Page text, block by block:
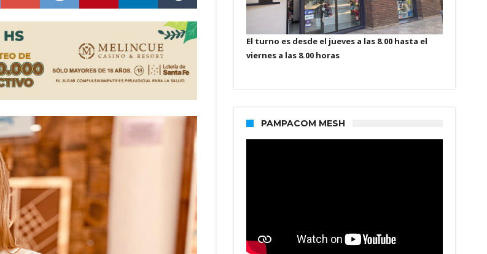
El turno es desde el jueves a las 8.00 hasta el
viernes a las 8.00 horas
PAMPACOM MESH